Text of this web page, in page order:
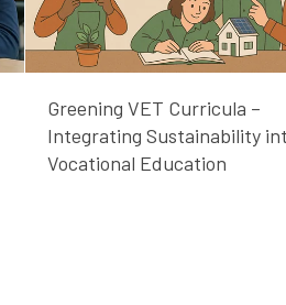
Greening VET Curricula –
Integrating Sustainability
Vocational Education